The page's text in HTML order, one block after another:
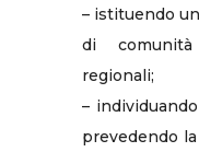
– istituendo
di
regionali;
–
prevedendo